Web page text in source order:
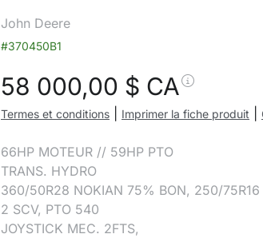
John Deere
#370450B1
58 000,00 $ CA
Termes et conditions Imprimer la fiche produit
66HP MOTEUR // 59HP PTO
TRANS. HYDRO
360/50R28 NOKIAN 75% BON, 250/
2 SCV, PTO 540
JOYSTICK MEC. 2FTS,